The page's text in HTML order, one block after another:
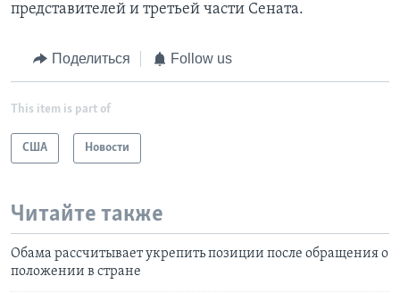
представителей и третьей части Сената.
Поделиться Follow us
This item is part of
США Новости
Читайте также
Обама рассчитывает укрепить позиции после обращения о
положении в стране